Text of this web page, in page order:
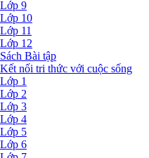
Lớp 9
Lớp 10
Lớp 11
Lớp 12
Sách Bài tập
Kết nối tri thức với cuộc sống
Lớp 1
Lớp 2
Lớp 3
Lớp 4
Lớp 5
Lớp 6